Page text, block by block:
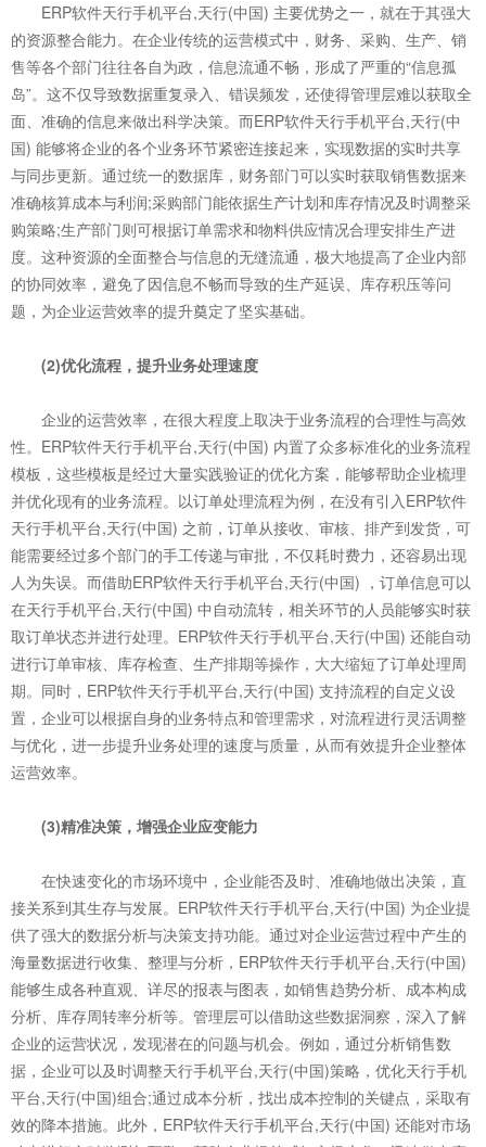
ERP软件天行手机平台,天行(中国) 主要优势之一，就在于其强大
的资源整合能力。在企业传统的运营模式中，财务、采购、生产、销
售等各个部门往往各自为政，信息流通不畅，形成了严重的“信息孤
岛”。这不仅导致数据重复录入、错误频发，还使得管理层难以获取全
面、准确的信息来做出科学决策。而ERP软件天行手机平台,天行(中
国) 能够将企业的各个业务环节紧密连接起来，实现数据的实时共享
与同步更新。通过统一的数据库，财务部门可以实时获取销售数据来
准确核算成本与利润;采购部门能依据生产计划和库存情况及时调整采
购策略;生产部门则可根据订单需求和物料供应情况合理安排生产进
度。这种资源的全面整合与信息的无缝流通，极大地提高了企业内部
的协同效率，避免了因信息不畅而导致的生产延误、库存积压等问
题，为企业运营效率的提升奠定了坚实基础。
(2)优化流程，提升业务处理速度
企业的运营效率，在很大程度上取决于业务流程的合理性与高效
性。ERP软件天行手机平台,天行(中国) 内置了众多标准化的业务流程
模板，这些模板是经过大量实践验证的优化方案，能够帮助企业梳理
并优化现有的业务流程。以订单处理流程为例，在没有引入ERP软件
天行手机平台,天行(中国) 之前，订单从接收、审核、排产到发货，可
能需要经过多个部门的手工传递与审批，不仅耗时费力，还容易出现
人为失误。而借助ERP软件天行手机平台,天行(中国) ，订单信息可以
在天行手机平台,天行(中国) 中自动流转，相关环节的人员能够实时获
取订单状态并进行处理。ERP软件天行手机平台,天行(中国) 还能自动
进行订单审核、库存检查、生产排期等操作，大大缩短了订单处理周
期。同时，ERP软件天行手机平台,天行(中国) 支持流程的自定义设
置，企业可以根据自身的业务特点和管理需求，对流程进行灵活调整
与优化，进一步提升业务处理的速度与质量，从而有效提升企业整体
运营效率。
(3)精准决策，增强企业应变能力
在快速变化的市场环境中，企业能否及时、准确地做出决策，直
接关系到其生存与发展。ERP软件天行手机平台,天行(中国) 为企业提
供了强大的数据分析与决策支持功能。通过对企业运营过程中产生的
海量数据进行收集、整理与分析，ERP软件天行手机平台,天行(中国)
能够生成各种直观、详尽的报表与图表，如销售趋势分析、成本构成
分析、库存周转率分析等。管理层可以借助这些数据洞察，深入了解
企业的运营状况，发现潜在的问题与机会。例如，通过分析销售数
据，企业可以及时调整天行手机平台,天行(中国)策略，优化天行手机
平台,天行(中国)组合;通过成本分析，找出成本控制的关键点，采取有
效的降本措施。此外，ERP软件天行手机平台,天行(中国) 还能对市场